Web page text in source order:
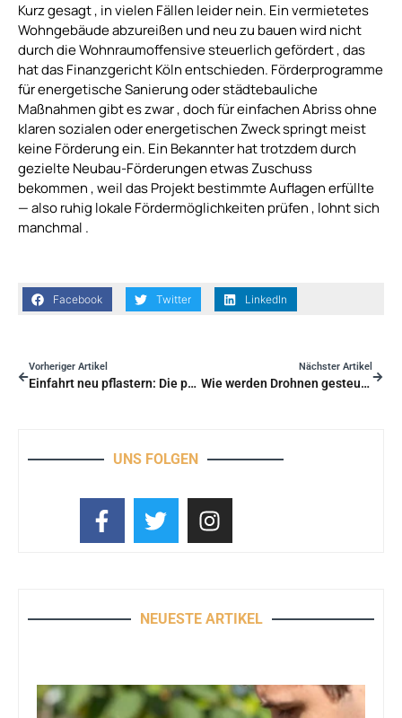
Kurz gesagt , in vielen Fällen leider nein. Ein vermietetes
Wohngebäude abzureißen und neu zu bauen wird nicht
durch die Wohnraumoffensive steuerlich gefördert , das
hat das Finanzgericht Köln entschieden. Förderprogramme
für energetische Sanierung oder städtebauliche
Maßnahmen gibt es zwar , doch für einfachen Abriss ohne
klaren sozialen oder energetischen Zweck springt meist
keine Förderung ein. Ein Bekannter hat trotzdem durch
gezielte Neubau-Förderungen etwas Zuschuss
bekommen , weil das Projekt bestimmte Auflagen erfüllte
— also ruhig lokale Fördermöglichkeiten prüfen , lohnt sich
manchmal .
Facebook Twitter LinkedIn
Vorheriger Artikel
Einfahrt neu pflastern: Die praktische Methode für dauerhafte, ästhetische Ergebnisse
Nächster Artikel
Wie werden Drohnen gesteuert: die technischen Grundlagen für einen sicheren Flug?
UNS FOLGEN
NEUESTE ARTIKEL